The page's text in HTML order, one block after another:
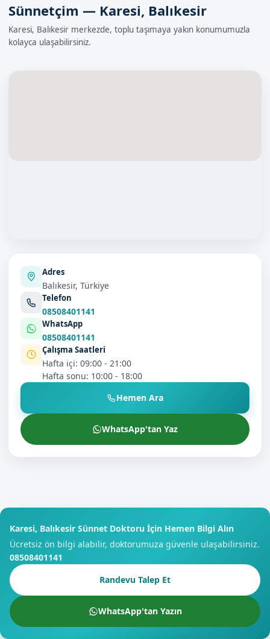
Sünnetçim — Karesi, Balıkesir
Karesi, Balıkesir merkezde, toplu taşımaya yakın konumumuzla
kolayca ulaşabilirsiniz.
Adres
Balıkesir, Türkiye
Telefon
08508401141
WhatsApp
08508401141
Çalışma Saatleri
Hafta içi: 09:00 - 21:00
Hafta sonu: 10:00 - 18:00
Hemen Ara
WhatsApp'tan Yaz
Karesi, Balıkesir Sünnet Doktoru İçin Hemen Bilgi Alın
Ücretsiz ön bilgi alabilir, doktorumuza güvenle ulaşabilirsiniz.
08508401141
Randevu Talep Et
WhatsApp'tan Yazın